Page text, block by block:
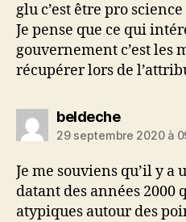
glu c’est être pro science
Je pense que ce qui
gouvernement c’est les
récupérer lors de
beldechedit :
29 septembre 2020 à
Je me souviens qu’il y a
datant des années 2000
atypiques autour des